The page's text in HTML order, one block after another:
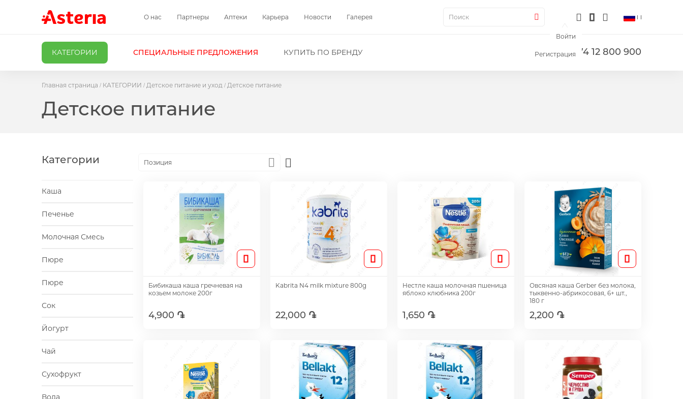
О нас Партнеры Аптеки Карьера Новости Галерея
+374 12 800 900
Войти
Регистрация
КАТЕГОРИИ СПЕЦИАЛЬНЫЕ ПРЕДЛОЖЕНИЯ КУПИТЬ ПО БРЕНДУ
Поиск
Главная страница КАТЕГОРИИ Детское питание и уход Детское питание
Детское питание
Категории
Каша
Печенье
Молочная Смесь
Пюре
Пюре
Сок
Йогурт
Чай
Сухофрукт
Вода
Позиция
Descending
Direction
Бибикаша каша гречневая на
козьем молоке 200г
4,900 ֏
Kabrita N4 milk mixture 800g
22,000 ֏
Нестле каша молочная пшеница
яблоко клюбника 200г
1,650 ֏
Овсяная каша Gerber без молока,
тыквенно-абрикосовая, 6+ шт.,
180 г
2,200 ֏